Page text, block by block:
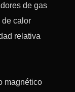
de gas
de calor
relativa
magnético